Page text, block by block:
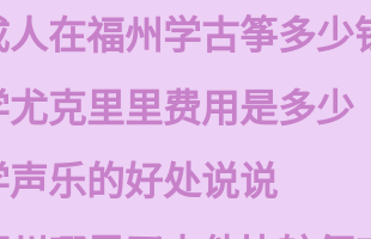
人在福州学古筝多少
尤克里里费用是多少
声乐的好处说说